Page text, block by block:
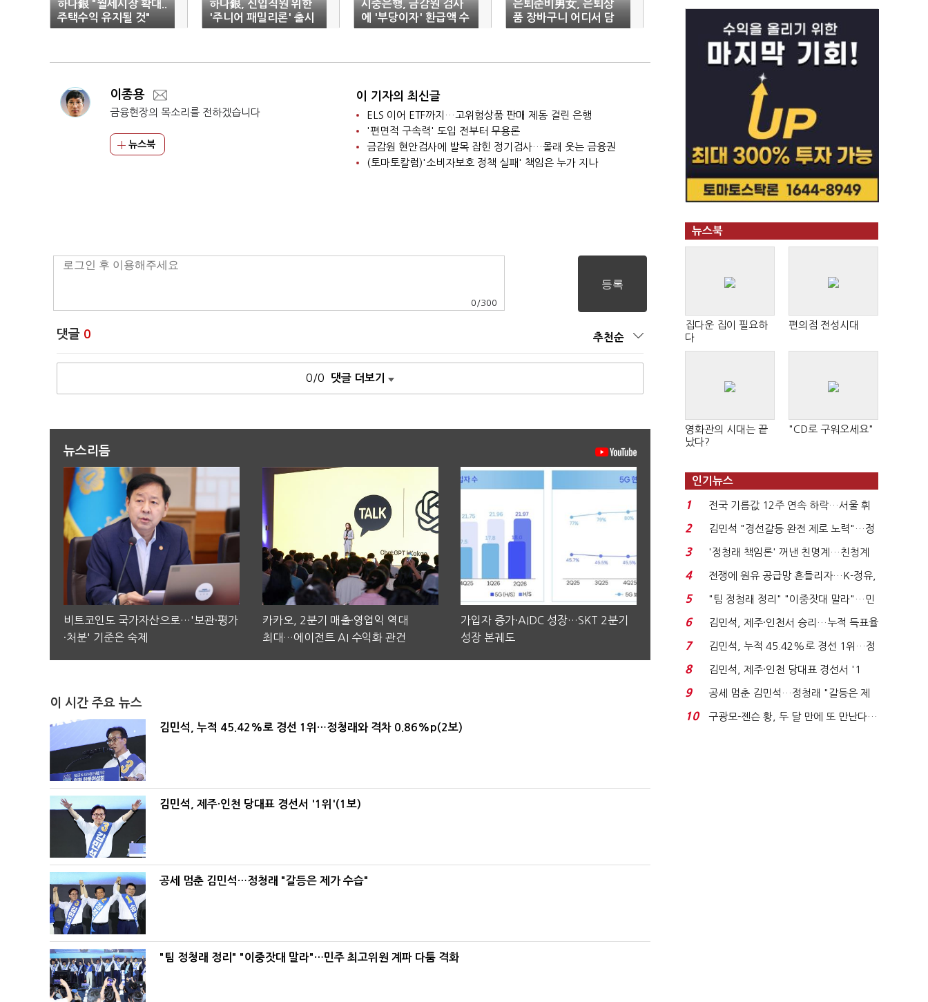
하나銀 "월세시장 확대..
주택수익 유지될 것"
하나銀, 신입직원 위한
'주니어 패밀리론' 출시
시중은행, 금감원 검사
에 '부당이자' 환급액 수
정
은퇴준비男女, 은퇴상
품 장바구니 어디서 담
았나?
이종용
금융현장의 목소리를 전하겠습니다
뉴스북
이 기자의 최신글
ELS 이어 ETF까지…고위험상품 판매 제동 걸린 은행
'편면적 구속력' 도입 전부터 무용론
금감원 현안검사에 발목 잡힌 정기검사…몰래 웃는 금융권
(토마토칼럼)'소비자보호 정책 실패' 책임은 누가 지나
0 /300
댓글 0 추천순
0/0 댓글 더보기
뉴스리듬
비트코인도 국가자산으로…'보관·평가
·처분' 기준은 숙제
카카오, 2분기 매출·영업익 역대
최대…에이전트 AI 수익화 관건
가입자 증가·AIDC 성장…SKT 2분기
성장 본궤도
이 시간 주요 뉴스
김민석, 누적 45.42%로 경선 1위…정청래와 격차 0.86%p(2보)
김민석, 제주·인천 당대표 경선서 '1위'(1보)
공세 멈춘 김민석…정청래 "갈등은 제가 수습"
"팀 정청래 정리" "이중잣대 말라"…민주 최고위원 계파 다툼 격화
뉴스북
집다운 집이 필요하
다
편의점 전성시대
영화관의 시대는 끝
났다?
"CD로 구워오세요"
인기뉴스
1
전국 기름값 12주 연속 하락…서울 휘
발윳값 1909원...
2
김민석 "경선갈등 완전 제로 노력"…정
청래 "반명 공세 사...
3
'정청래 책임론' 꺼낸 친명계…친청계
는 추가투표 때리기...
4
전쟁에 원유 공급망 흔들리자…K-정유,
에너지안보 핵심...
5
"팀 정청래 정리" "이중잣대 말라"…민
주 최고위원 계파 다...
6
김민석, 제주·인천서 승리…누적 득표율
'1위 탈환'(종합)...
7
김민석, 누적 45.42%로 경선 1위…정
청래와 격차 0.86%p(...
8
김민석, 제주·인천 당대표 경선서 '1
위'(1보)...
9
공세 멈춘 김민석…정청래 "갈등은 제
가 수습"
10
구광모-젠슨 황, 두 달 만에 또 만난다…